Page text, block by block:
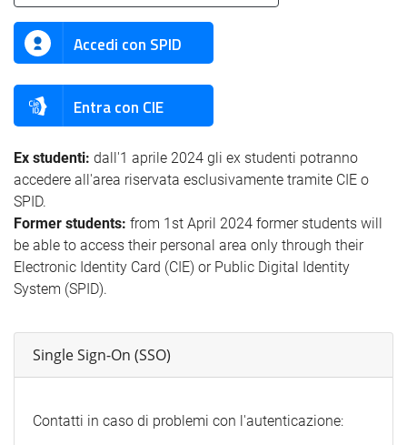
Accedi con SPID
Entra con CIE
Ex studenti: dall'1 aprile 2024 gli ex studenti potranno
accedere all'area riservata esclusivamente tramite CIE o
SPID.
Former students: from 1st April 2024 former students will
be able to access their personal area only through their
Electronic Identity Card (CIE) or Public Digital Identity
System (SPID).
Single Sign-On (SSO)
Contatti in caso di problemi con l'autenticazione: